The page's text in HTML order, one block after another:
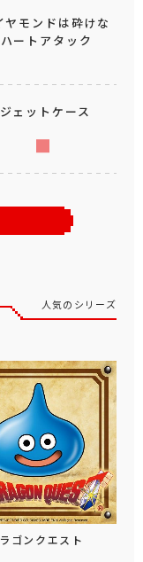
ヤモンドは砕けな
ートアタック
ェットケース
人気のシリーズ
ゴンクエスト